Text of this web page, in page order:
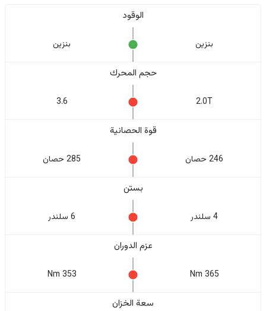
الوقود
بنزين بنزين
حجم المحرك
2.0T
3.6
قوة الحصانية
246 حصان 285 حصان
بستن
4 سلندر 6 سلندر
عزم الدوران
365 Nm
353 Nm
سعة الخزان